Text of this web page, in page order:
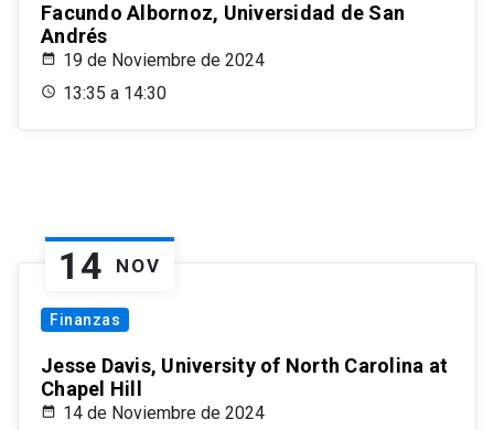
Facundo Albornoz, Universidad de San
Andrés
19 de Noviembre de 2024
13:35 a 14:30
14 NOV
Finanzas
Jesse Davis, University of North Carolina at
Chapel Hill
14 de Noviembre de 2024